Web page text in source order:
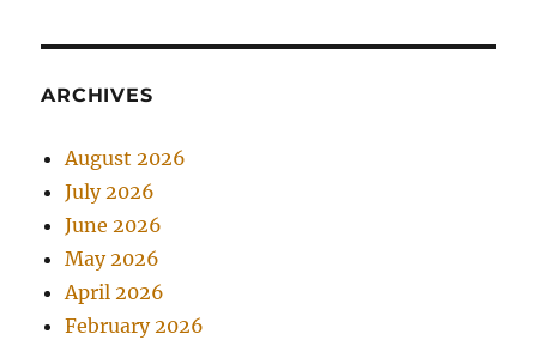
ARCHIVES
August 2026
July 2026
June 2026
May 2026
April 2026
February 2026